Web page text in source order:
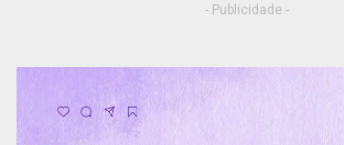
- Publicidade -